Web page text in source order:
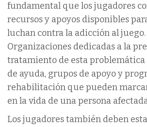
fundamental que los jugadores
recursos y apoyos disponibles
luchan contra la adicción al juego.
Organizaciones dedicadas a la
tratamiento de esta problemática
de ayuda, grupos de apoyo y
rehabilitación que pueden
en la vida de una persona
Los jugadores también deben